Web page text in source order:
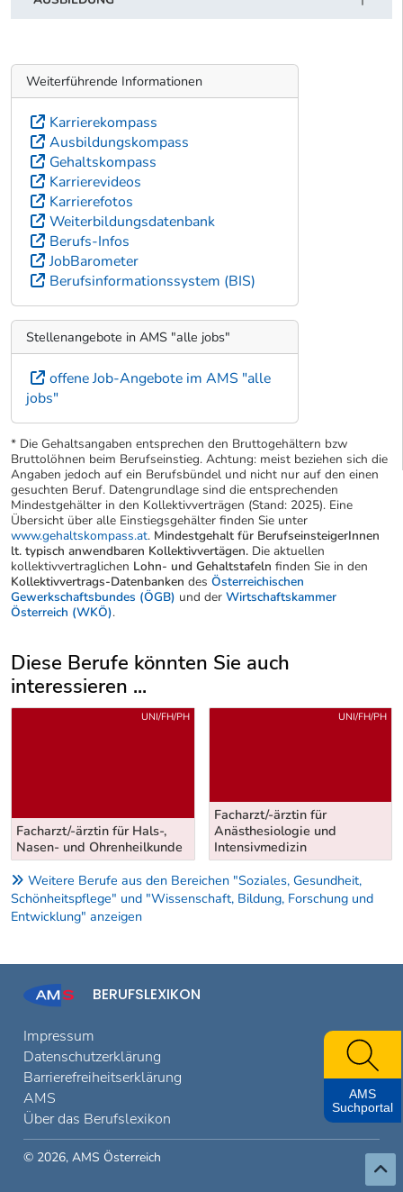
Weiterführende Informationen
Karrierekompass
Ausbildungskompass
Gehaltskompass
Karrierevideos
Karrierefotos
Weiterbildungsdatenbank
Berufs-Infos
JobBarometer
Berufsinformationssystem (BIS)
Stellenangebote in AMS "alle jobs"
offene Job-Angebote im AMS "alle
jobs"
* Die Gehaltsangaben entsprechen den Bruttogehältern bzw
Bruttolöhnen beim Berufseinstieg. Achtung: meist beziehen sich die
Angaben jedoch auf ein Berufsbündel und nicht nur auf den einen
gesuchten Beruf. Datengrundlage sind die entsprechenden
Mindestgehälter in den Kollektivverträgen (Stand: 2025). Eine
Übersicht über alle Einstiegsgehälter finden Sie unter
www.gehaltskompass.at. Mindestgehalt für BerufseinsteigerInnen
lt. typisch anwendbaren Kollektivvertägen. Die aktuellen
kollektivvertraglichen Lohn- und Gehaltstafeln finden Sie in den
Kollektivvertrags-Datenbanken des Österreichischen
Gewerkschaftsbundes (ÖGB) und der Wirtschaftskammer
Österreich (WKÖ).
Diese Berufe könnten Sie auch
interessieren ...
Uber weitere Berufsvorschläge
Facharzt/-ärztin für Hals-,
Nasen- und Ohrenheilkunde
UNI/FH/PH
Facharzt/-ärztin für
Anästhesiologie und
Intensivmedizin
UNI/FH/PH
Weitere Berufe aus den Bereichen "Soziales, Gesundheit,
Schönheitspflege" und "Wissenschaft, Bildung, Forschung und
Entwicklung" anzeigen
BERUFSLEXIKON
Impressum
Datenschutzerklärung
Barrierefreiheitserklärung
AMS
Über das Berufslexikon
© 2026, AMS Österreich
AMS
Suchportal